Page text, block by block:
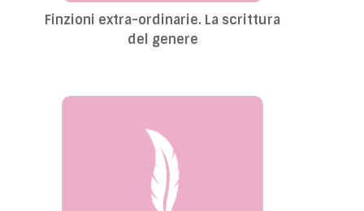
Finzioni extra-ordinarie. La scrittura
del genere